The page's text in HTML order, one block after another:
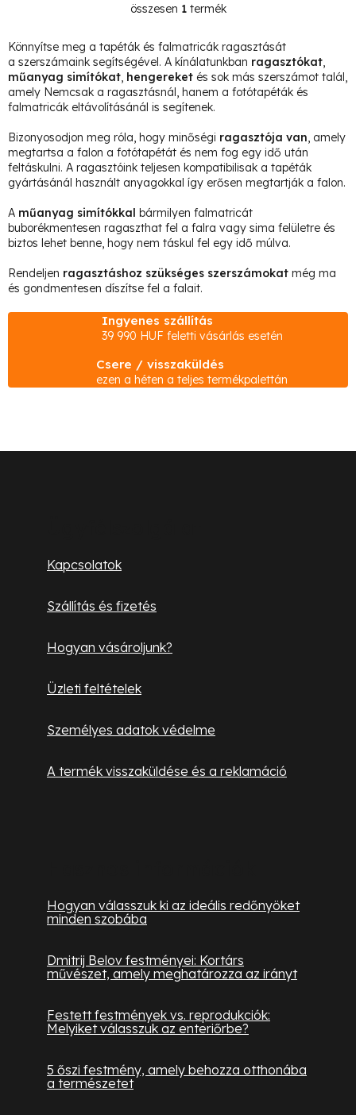
é
s
e
i
s
t
á
j
a
L
i
s
t
a
r
á
n
y
í
t
á
s
e
l
e
m
összesen 1termék
Könnyítse meg a tapéták és falmatricák ragasztását
a szerszámaink segítségével. A kínálatunkban ragasztókat,
műanyag simítókat, hengereket és sok más szerszámot talál,
amely Nemcsak a ragasztásnál, hanem a fotótapéták és
falmatricák eltávolításánál is segítenek.
Bizonyosodjon meg róla, hogy minőségi ragasztója van, amely
megtartsa a falon a fotótapétát és nem fog egy idő után
feltáskulni. A ragasztóink teljesen kompatibilisak a tapéták
gyártásánál használt anyagokkal így erősen megtartják a falon.
A műanyag simítókkal bármilyen falmatricát
buborékmentesen ragaszthat fel a falra vagy sima felületre és
biztos lehet benne, hogy nem táskul fel egy idő múlva.
Rendeljen ragasztáshoz szükséges szerszámokat még ma
és gondmentesen díszítse fel a falait.
Ingyenes szállítás
39 990 HUF feletti vásárlás esetén
Csere / visszaküldés
ezen a héten a teljes termékpalettán
Kapcsolatok
Szállítás és fizetés
Hogyan vásároljunk?
Üzleti feltételek
Személyes adatok védelme
A termék visszaküldése és a reklamáció
Hogyan válasszuk ki az ideális redőnyöket
minden szobába
Dmitrij Belov festményei: Kortárs
művészet, amely meghatározza az irányt
Festett festmények vs. reprodukciók:
Melyiket válasszuk az enteriőrbe?
5 őszi festmény, amely behozza otthonába
a természetet